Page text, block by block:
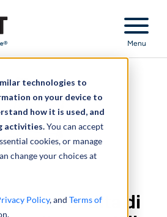
technologies to
on your device to
how it is used, and
activities.You can accept
cookies, or manage
change your choices at
Policy, and Terms of
Menu
nella vendita di